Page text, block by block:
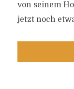
von seinem
jetzt noch